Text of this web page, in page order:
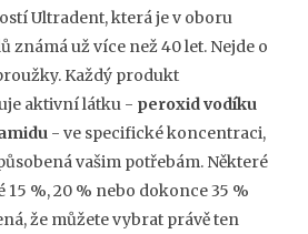
Ultradent, která je v oboru
známá už více než 40 let. Nejde o
Každý produkt
aktivní látku - peroxid vodíku
- ve specifické koncentraci,
vašim potřebám. Některé
15 %, 20 % nebo dokonce 35 %
že můžete vybrat právě ten